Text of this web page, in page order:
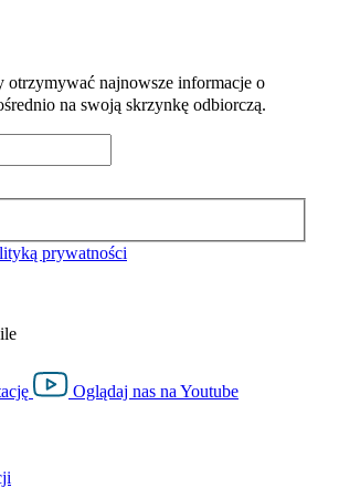
otrzymywać najnowsze informacje o
na swoją skrzynkę odbiorczą.
prywatności
Oglądaj nas na Youtube